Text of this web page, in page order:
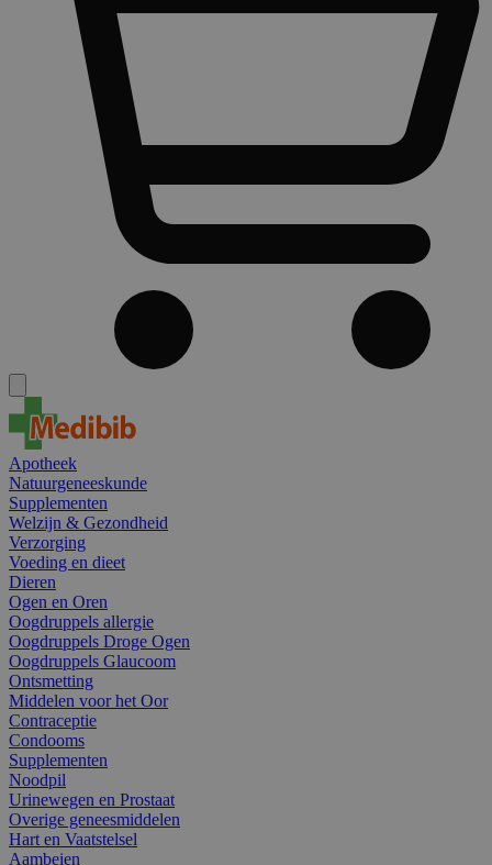
Apotheek
Natuurgeneeskunde
Supplementen
Welzijn & Gezondheid
Verzorging
Voeding en dieet
Dieren
Ogen en Oren
Oogdruppels allergie
Oogdruppels Droge Ogen
Oogdruppels Glaucoom
Ontsmetting
Middelen voor het Oor
Contraceptie
Condooms
Supplementen
Noodpil
Urinewegen en Prostaat
Overige geneesmiddelen
Hart en Vaatstelsel
Aambeien